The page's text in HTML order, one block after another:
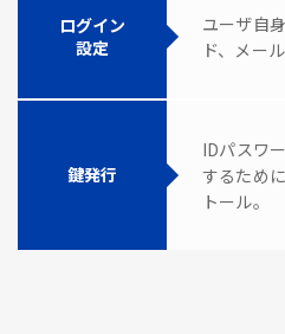
ログイン
設定
ユーザ自
ド、メー
鍵発行
IDパスワ
するため
トール。